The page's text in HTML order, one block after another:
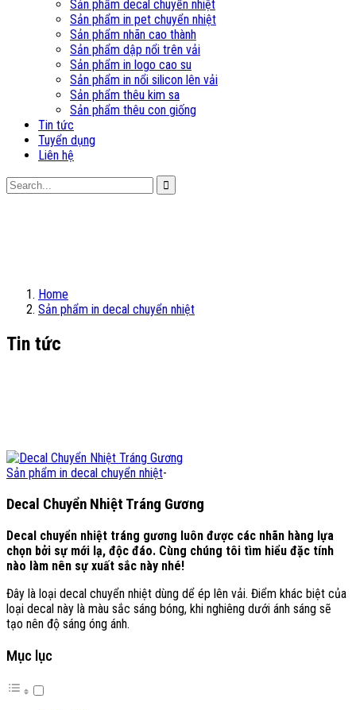
Sản phẩm decal chuyển nhiệt
Sản phẩm in pet chuyển nhiệt
Sản phẩm nhãn cao thành
Sản phẩm dập nổi trên vải
Sản phẩm in logo cao su
Sản phẩm in nổi silicon lên vải
Sản phẩm thêu kim sa
Sản phẩm thêu con giống
Tin tức
Tuyển dụng
Liên hệ
Home
Sản phẩm in decal chuyển nhiệt
Tin tức
Sản phẩm in decal chuyển nhiệt-
Decal Chuyển Nhiệt Tráng Gương
Decal chuyển nhiệt tráng gương luôn được các nhãn hàng lựa
chọn bởi sự mới lạ, độc đáo. Cùng chúng tôi tìm hiểu đặc tính
nào làm nên sự xuất sắc này nhé!
Đây là loại decal chuyển nhiệt dùng dể ép lên vải. Điểm khác biệt của
loại decal này là màu sắc sáng bóng, khi nghiêng dưới ánh sáng sẽ
tạo nên độ sáng óng ánh.
Mục lục